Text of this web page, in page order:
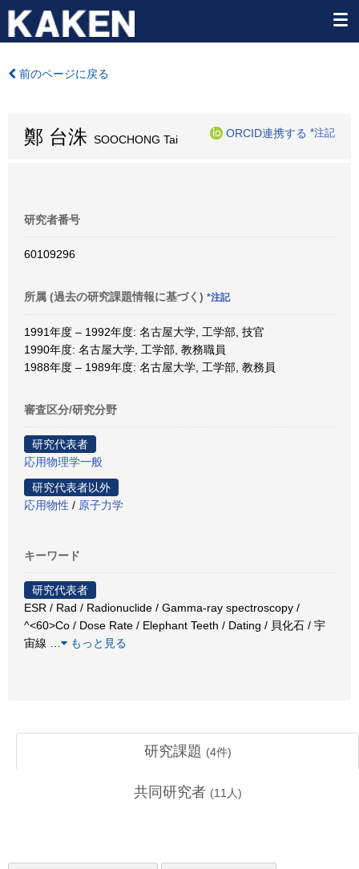
前のページに戻る
鄭 台洙 SOOCHONG Tai
ORCID連携する *注記
研究者番号
60109296
所属 (過去の研究課題情報に基づく) *注記
1991年度 – 1992年度: 名古屋大学, 工学部, 技官
1990年度: 名古屋大学, 工学部, 教務職員
1988年度 – 1989年度: 名古屋大学, 工学部, 教務員
審査区分/研究分野
研究代表者
応用物理学一般
研究代表者以外
応用物性 / 原子力学
キーワード
研究代表者
ESR / Rad / Radionuclide / Gamma-ray spectroscopy /
^<60>Co / Dose Rate / Elephant Teeth / Dating / 貝化石 / 宇
宙線
もっと見る
研究課題 (4件)
共同研究者 (11 人)